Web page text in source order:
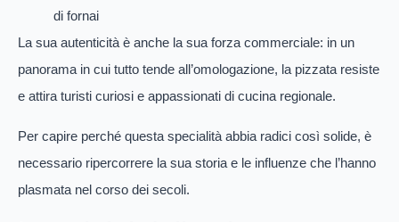
di fornai
La sua autenticità è anche la sua forza commerciale: in un
panorama in cui tutto tende all’omologazione, la pizzata resiste
e attira turisti curiosi e appassionati di cucina regionale.
Per capire perché questa specialità abbia radici così solide, è
necessario ripercorrere la sua storia e le influenze che l’hanno
plasmata nel corso dei secoli.